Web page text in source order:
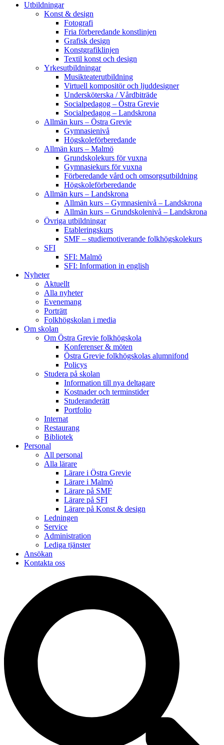
Utbildningar
Konst & design
Fotografi
Fria förberedande konstlinjen
Grafisk design
Konstgrafiklinjen
Textil konst och design
Yrkesutbildningar
Musikteaterutbildning
Virtuell kompositör och ljuddesigner
Undersköterska / Vårdbiträde
Socialpedagog – Östra Grevie
Socialpedagog – Landskrona
Allmän kurs – Östra Grevie
Gymnasienivå
Högskoleförberedande
Allmän kurs – Malmö
Grundskolekurs för vuxna
Gymnasiekurs för vuxna
Förberedande vård och omsorgsutbildning
Högskoleförberedande
Allmän kurs – Landskrona
Allmän kurs – Gymnasienivå – Landskrona
Allmän kurs – Grundskolenivå – Landskrona
Övriga utbildningar
Etableringskurs
SMF – studiemotiverande folkhögskolekurs
SFI
SFI: Malmö
SFI: Information in english
Nyheter
Aktuellt
Alla nyheter
Evenemang
Porträtt
Folkhögskolan i media
Om skolan
Om Östra Grevie folkhögskola
Konferenser & möten
Östra Grevie folkhögskolas alumnifond
Policys
Studera på skolan
Information till nya deltagare
Kostnader och terminstider
Studeranderätt
Portfolio
Internat
Restaurang
Bibliotek
Personal
All personal
Alla lärare
Lärare i Östra Grevie
Lärare i Malmö
Lärare på SMF
Lärare på SFI
Lärare på Konst & design
Ledningen
Service
Administration
Lediga tjänster
Ansökan
Kontakta oss